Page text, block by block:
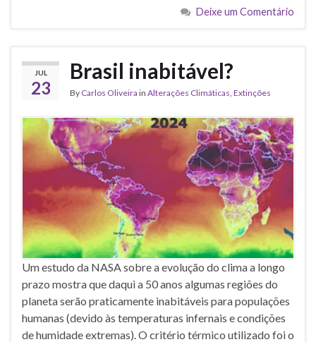
Deixe um Comentário
JUL
23
Brasil inabitável?
By Carlos Oliveira in Alterações Climáticas, Extinções
Um estudo da NASA sobre a evolução do clima a longo
prazo mostra que daqui a 50 anos algumas regiões do
planeta serão praticamente inabitáveis para populações
humanas (devido às temperaturas infernais e condições
de humidade extremas). O critério térmico utilizado foi o